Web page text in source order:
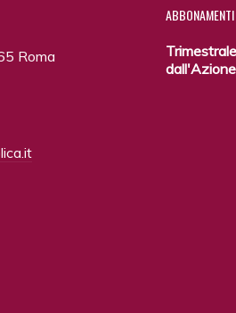
Roma
ABBONAMENTI